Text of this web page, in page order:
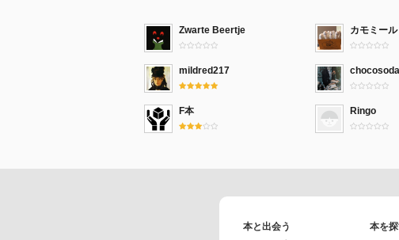
Zwarte Beertje カモミール
mildred217
F本 Ringo
本と出会う 本を